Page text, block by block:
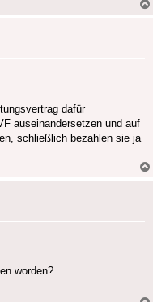
dafür
auseinandersetzen und auf
schließlich bezahlen sie ja
worden?